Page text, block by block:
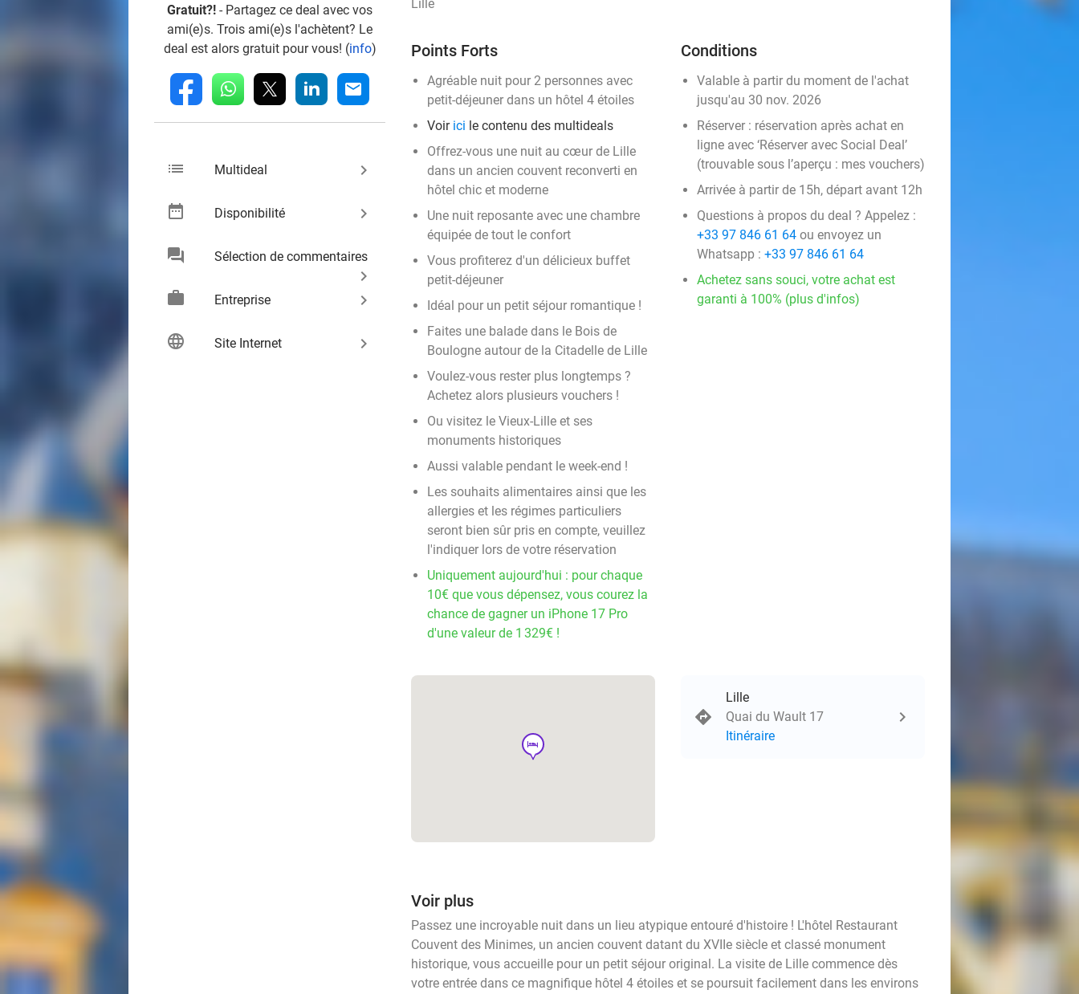
Gratuit?! - Partagez ce deal avec vos
ami(e)s. Trois ami(e)s l'achètent? Le
deal est alors gratuit pour vous! (info)
fb whatsapp linkedin mail
list Multideal keyboard_arrow_right
date_range Disponibilité keyboard_arrow_right
chat Sélection de commentaires
keyboard_arrow_right
work
Entreprise keyboard_arrow_right
language Site Internet keyboard_arrow_right
Lille
Points Forts
Agréable nuit pour 2 personnes avec
petit-déjeuner dans un hôtel 4 étoiles
Voir ici le contenu des multideals
Offrez-vous une nuit au cœur de Lille
dans un ancien couvent reconverti en
hôtel chic et moderne
Une nuit reposante avec une chambre
équipée de tout le confort
Vous profiterez d'un délicieux buffet
petit-déjeuner
Idéal pour un petit séjour romantique !
Faites une balade dans le Bois de
Boulogne autour de la Citadelle de Lille
Voulez-vous rester plus longtemps ?
Achetez alors plusieurs vouchers !
Ou visitez le Vieux-Lille et ses
monuments historiques
Aussi valable pendant le week-end !
Les souhaits alimentaires ainsi que les
allergies et les régimes particuliers
seront bien sûr pris en compte, veuillez
l'indiquer lors de votre réservation
Uniquement aujourd'hui : pour chaque
10€ que vous dépensez, vous courez la
chance de gagner un iPhone 17 Pro
d'une valeur de 1 329€ !
Conditions
Valable à partir du moment de l'achat
jusqu'au 30 nov. 2026
Réserver : réservation après achat en
ligne avec ‘Réserver avec Social Deal’
(trouvable sous l’aperçu : mes vouchers)
Arrivée à partir de 15h, départ avant 12h
Questions à propos du deal ? Appelez :
+33 97 846 61 64 ou envoyez un
Whatsapp : +33 97 846 61 64
Achetez sans souci, votre achat est
garanti à 100% (plus d'infos)
hotel
Lille
Quai du Wault 17
Itinéraire
Voir plus
Passez une incroyable nuit dans un lieu atypique entouré d'histoire ! L'hôtel Restaurant
Couvent des Minimes, un ancien couvent datant du XVIIe siècle et classé monument
historique, vous accueille pour un petit séjour original. La visite de Lille commence dès
votre entrée dans ce magnifique hôtel 4 étoiles et se poursuit facilement dans les environs